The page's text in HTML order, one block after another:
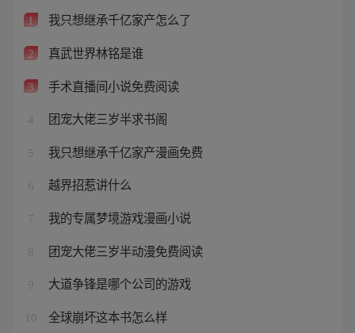
1 我只想继承千亿家产怎么了
2 真武世界林铭是谁
3 手术直播间小说免费阅读
4 团宠大佬三岁半求书阁
5 我只想继承千亿家产漫画免费
6 越界招惹讲什么
7 我的专属梦境游戏漫画小说
8 团宠大佬三岁半动漫免费阅读
9 大道争锋是哪个公司的游戏
10 全球崩坏这本书怎么样